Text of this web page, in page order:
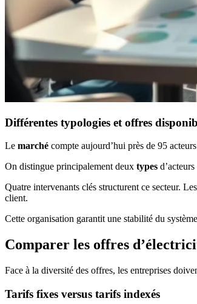
Différentes typologies et offres
Le marché compte aujourd’hui près de 95
On distingue principalement deux types
Quatre intervenants clés structurent ce secteur.
client.
Cette organisation garantit une stabilité du
Comparer les offres
Face à la diversité des offres, les entreprises
Tarifs fixes versus tarifs indexés